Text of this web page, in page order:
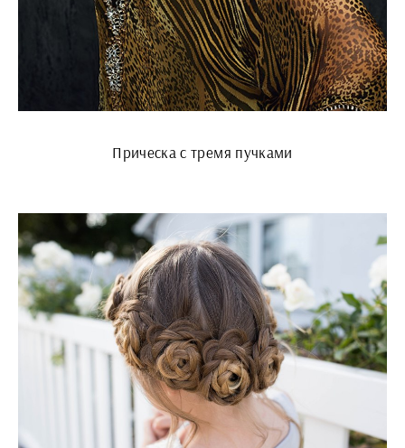
Прическа с тремя пучками